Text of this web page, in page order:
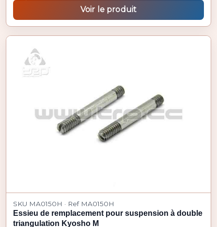
Voir le produit
SKU MA0150H · Ref MA0150H
Essieu de remplacement pour suspension à double
triangulation Kyosho M